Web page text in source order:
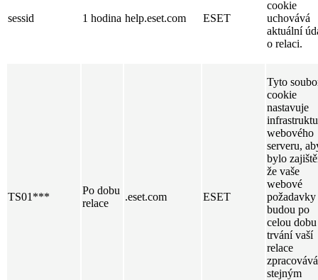
sessid 1 hodina help.eset.com ESET
cookie
uchovává
aktuální
o relaci.
TS01***
Po dobu
relace
.eset.com ESET
Tyto
cookie
nastavuje
webového
serveru,
bylo
že vaše
webové
požadavky
budou po
celou dobu
trvání vaší
relace
stejným